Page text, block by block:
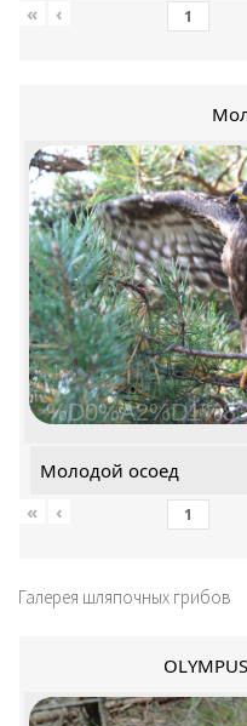
«
‹
Молодой осоед
«
‹
Галерея шляпочных грибов